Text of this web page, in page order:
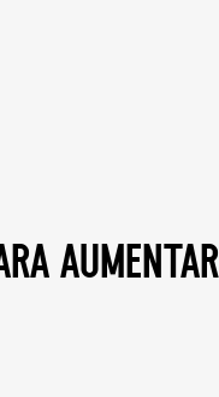
aumentar